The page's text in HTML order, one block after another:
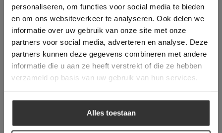
personaliseren, om functies voor social media te bieden
en om ons websiteverkeer te analyseren. Ook delen we
informatie over uw gebruik van onze site met onze
partners voor social media, adverteren en analyse. Deze
partners kunnen deze gegevens combineren met andere
informatie die u aan ze heeft verstrekt of die ze hebben
verzameld op basis van uw gebruik van hun services.
Alles toestaan
Deze website gebruikt cookies om de
gebruikerservaring te verbeteren. Door
gebruik te maken van onze website geeft u
toestemming voor alle cookies in
overeenstemming met ons cookiebeleid.Lees
verder
ALLES ACCEPTEREN
ALLES AFWIJZEN
DETAILS WEERGEVEN